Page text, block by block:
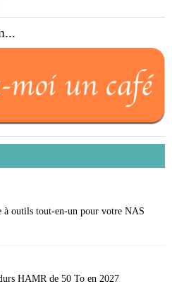
à outils tout-en-un pour votre NAS
HAMR de 50 To en 2027